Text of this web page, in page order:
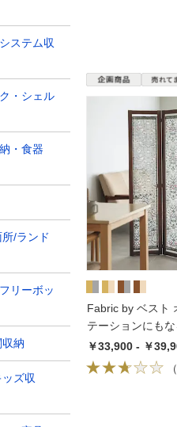
ステム収
・シェル
・食器
所/ランド
リーボッ
納
ズ収
Fabric by ベスト
テーションにもな
ロス付き
￥33,900 - ￥
（